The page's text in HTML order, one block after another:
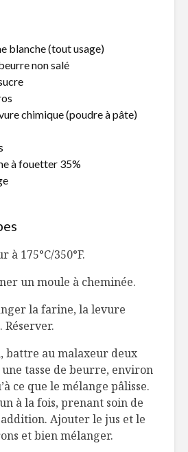
blanche (tout usage)
non salé
chimique (poudre à pâte)
à fouetter 35%
175°C/350°F.
un moule à cheminée.
la farine, la levure
Réserver.
battre au malaxeur deux
une tasse de beurre, environ
ce que le mélange pâlisse.
à la fois, prenant soin de
Ajouter le jus et le
et bien mélanger.
dans
d’eau ?
à
BLT à la